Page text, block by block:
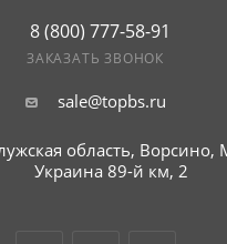
8 (800) 777-58-91
ЗАКАЗАТЬ ЗВОНОК
sale@topbs.ru
область, Ворсино,
Украина 89-й км, 2